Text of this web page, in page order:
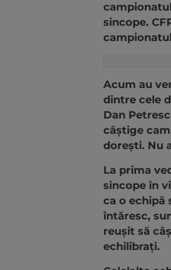
sincope.
Acum au
dintre cele
Dan
câștige
dorești. Nu
La prima
sincope în
ca o echipă
întăresc,
reușit să
echilibrați.